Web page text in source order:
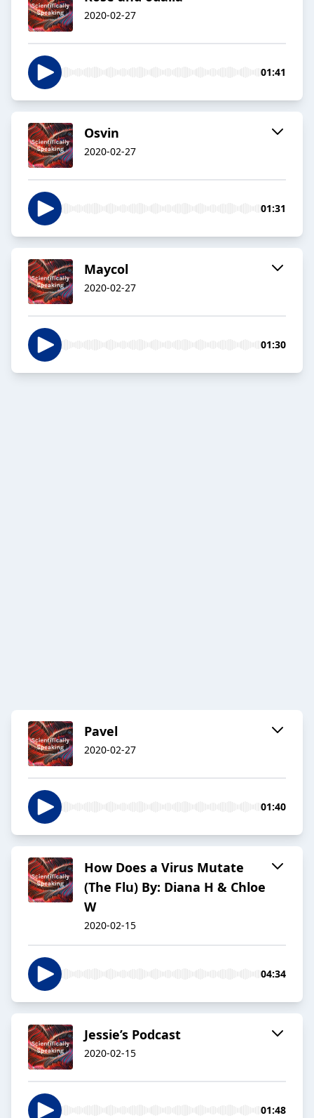
2020-02-27
01:41
Osvin
2020-02-27
01:31
Maycol
2020-02-27
01:30
Pavel
2020-02-27
01:40
How Does a Virus Mutate
(The Flu) By: Diana H & Chloe
W
2020-02-15
04:34
Jessie’s Podcast
2020-02-15
01:48